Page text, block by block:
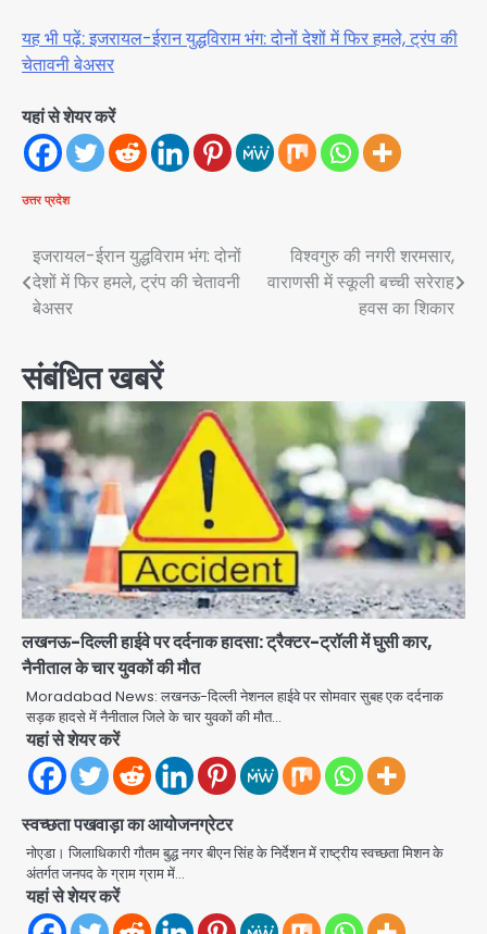
यह भी पढ़ें: इजरायल-ईरान युद्धविराम भंग: दोनों देशों में फिर हमले, ट्रंप की
चेतावनी बेअसर
यहां से शेयर करें
उत्तर प्रदेश
Post
navigation
इजरायल-ईरान युद्धविराम भंग: दोनों
देशों में फिर हमले, ट्रंप की चेतावनी
बेअसर
विश्वगुरु की नगरी शरमसार,
वाराणसी में स्कूली बच्ची सरेराह
हवस का शिकार
संबंधित खबरें
लखनऊ-दिल्ली हाईवे पर दर्दनाक हादसा: ट्रैक्टर-ट्रॉली में घुसी कार,
नैनीताल के चार युवकों की मौत
Moradabad News: लखनऊ-दिल्ली नेशनल हाईवे पर सोमवार सुबह एक दर्दनाक
सड़क हादसे में नैनीताल जिले के चार युवकों की मौत…
यहां से शेयर करें
स्वच्छता पखवाड़ा का आयोजनग्रेटर
नोएडा। जिलाधिकारी गौतम बुद्ध नगर बीएन सिंह के निर्देशन में राष्ट्रीय स्वच्छता मिशन के
अंतर्गत जनपद के ग्राम ग्राम में…
यहां से शेयर करें
2
स्वतंत्रता दिवस पर फूलप्रूफ सुरक्षा को लेकर
दिल्ली पुलिस मुख्यालय में मंथन
Team JHJ